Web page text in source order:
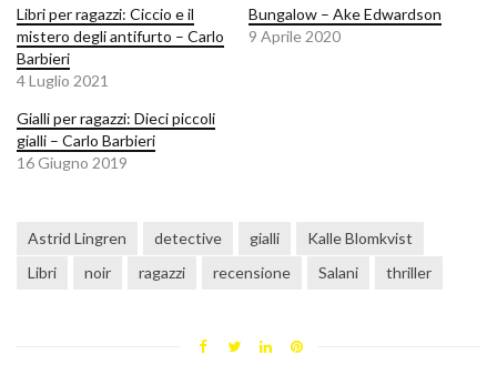
Libri per ragazzi: Ciccio e il
mistero degli antifurto – Carlo
Barbieri
4 Luglio 2021
Bungalow – Ake Edwardson
9 Aprile 2020
Gialli per ragazzi: Dieci piccoli
gialli – Carlo Barbieri
16 Giugno 2019
Astrid Lingren detective gialli
Kalle Blomkvist
Libri
noir ragazzi recensione Salani thriller